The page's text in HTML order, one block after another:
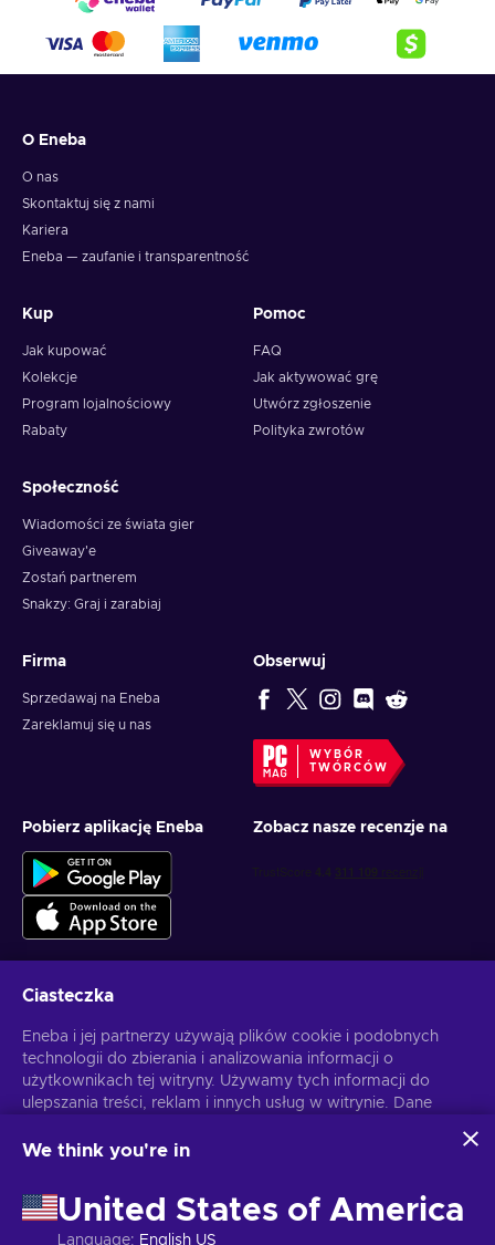
O Eneba
O nas
Skontaktuj się z nami
Kariera
Eneba — zaufanie i transparentność
Kup
Jak kupować
Kolekcje
Program lojalnościowy
Rabaty
Pomoc
FAQ
Jak aktywować grę
Utwórz zgłoszenie
Polityka zwrotów
Społeczność
Wiadomości ze świata gier
Giveaway'e
Zostań partnerem
Snakzy: Graj i zarabiaj
Firma
Sprzedawaj na Eneba
Zareklamuj się u nas
Obserwuj
WYBÓR
TWÓRCÓW
Pobierz aplikację Eneba Zobacz nasze recenzje na
Subskrybuj
Możesz anulować subskrypcję w dowolnej chwili. Sprawdź Politykę
Ciasteczka
Eneba i jej partnerzy używają plików cookie i podobnych
technologii do zbierania i analizowania informacji o
użytkownikach tej witryny. Używamy tych informacji do
ulepszania treści, reklam i innych usług w witrynie. Dane
do personalizacji reklam.
korzystanie z tych technologii przez firmę Eneba i jej
partnerów. Zgodę można dostosować, klikając przycisk
"Dostosuj".
We think you're in
United States of America
Language: English US